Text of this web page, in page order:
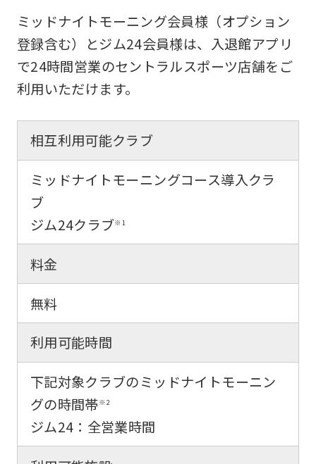
ミッドナイトモーニング会員様（オプション
登録含む）とジム24会員様は、入退館アプリ
で24時間営業のセントラルスポーツ店舗をご
利用いただけます。
相互利用可能クラブ
ミッドナイトモーニングコース導入クラ
ブ
ジム24クラブ※1
料金
無料
利用可能時間
下記対象クラブのミッドナイトモーニン
グの時間帯※2
ジム24：全営業時間
translated
mechanically,
so
it
not
accurate
may
from
original
content.